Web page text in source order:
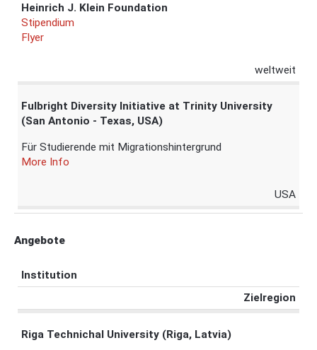
Heinrich J. Klein Foundation
Stipendium
Flyer
weltweit
Fulbright Diversity Initiative at Trinity University
(San Antonio - Texas, USA)
Für Studierende mit Migrationshintergrund
More Info
USA
Angebote
Institution
Zielregion
Riga Technichal University (Riga, Latvia)